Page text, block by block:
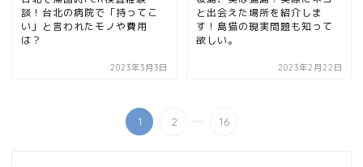
談！台北の病院で「持ってこ
い」と言われたモノや費用
は？
2023年3月3日
と出会えた場所を紹介しま
す！島猫の現実問題も知って
欲しい。
2023年2月22日
1 2 ... 16